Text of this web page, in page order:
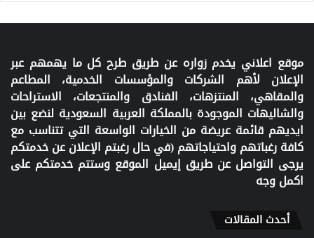
موقع اعلاني يخدم زواره عن طريق طرح كل ما يهمهم عبر
الإعلان لأهم الشركات والمؤسسات الخدمية، المطاعم
والمقاهي، المنتزهات، الفنادق والمنتجعات، الاستراحات
والشاليهات الموجودة بالمملكة العربية السعودية لنضع بين
ايديهم قائمة عريضة من الخيارات الواسعة التي تتناسب مع
كافة رغباتهم واحتياجاتهم (في حال رغبتم الإعلان عن خدمتكم
يرجى التواصل عن طريق إيميل الموقع وستتم خدمتكم على
اكمل وجه
أحدث المقالات